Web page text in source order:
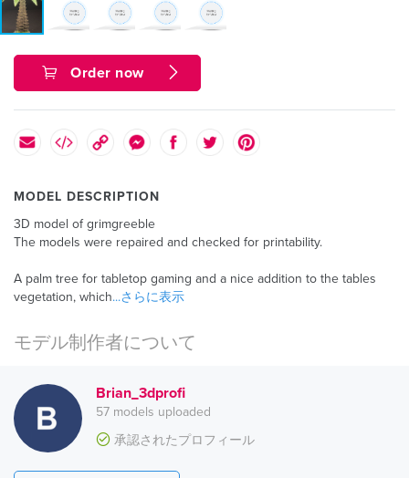
Order now
MODEL DESCRIPTION
3D model of grimgreeble
The models were repaired and checked for printability.
A palm tree for tabletop gaming and a nice addition to the tables
vegetation, which...さらに表示
モデル制作者について
Brian_3dprofi
57 models uploaded
承認されたプロフィール